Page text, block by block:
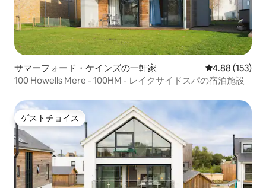
サマーフォード・ケインズの一軒家 レビュー153
4.88 (153)
100 Howells Mere - 100HM - レイクサイドスパの宿泊施設
ゲストチョイス
ゲストチョイス